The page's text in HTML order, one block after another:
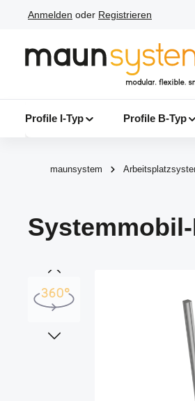
Hauptinhalt springen
Zur Suche springen
Zur Hauptnavigation springen
Anmelden oder Registrieren
Profile I-Typ Profile B-Typ
maunsystem